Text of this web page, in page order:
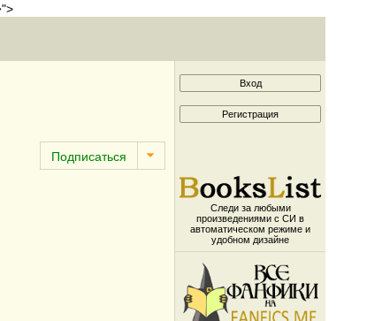
Следи за любыми
произведениями с СИ в
автоматическом режиме и
удобном дизайне